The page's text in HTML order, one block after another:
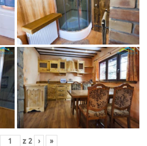
z 2 › »